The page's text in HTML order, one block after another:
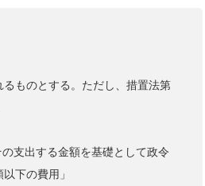
ものとする。ただし、措置法第
支出する金額を基礎として政令
下の費用」